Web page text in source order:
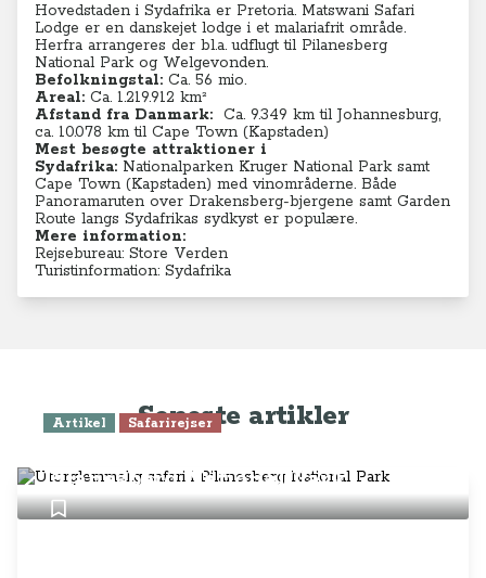
Hovedstaden i Sydafrika er Pretoria. Matswani Safari
Lodge er en danskejet lodge i et malariafrit område.
Herfra arrangeres der bl.a. udflugt til Pilanesberg
National Park og Welgevonden.
Befolkningstal: Ca. 56 mio.
Areal: Ca. 1.219.912 km²
Afstand fra Danmark: Ca. 9.349 km til Johannesburg,
ca. 10.078 km til Cape Town (Kapstaden)
Mest besøgte attraktioner i
Sydafrika: Nationalparken Kruger National Park samt
Cape Town (Kapstaden) med vinområderne. Både
Panoramaruten over Drakensberg-bjergene samt Garden
Route langs Sydafrikas sydkyst er populære.
Mere information:
Rejsebureau: Store Verden
Turistinformation: Sydafrika
Seneste artikler
Artikel Safarirejser
Pilanesberg National Park